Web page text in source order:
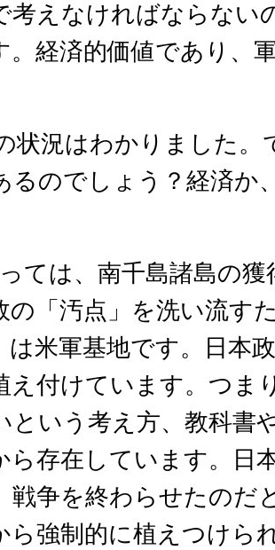
考えなければならない
。経済的価値であり、
状況はわかりました。
るのでしょう？経済か
ては、南千島諸島の
の「汚点」を洗い流す
は米軍基地です。日本
え付けています。つま
という考え方、教科書
ら存在しています。日
戦争を終わらせたのだ
ら強制的に植えつけら